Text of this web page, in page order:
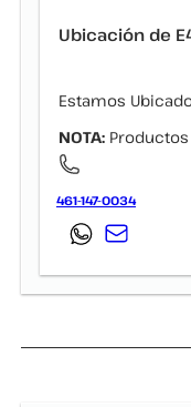
Ubicación de
Estamos
NOTA:
461-147-0034